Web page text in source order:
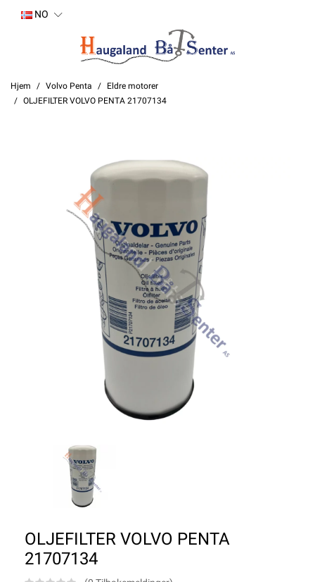
NO
Hjem Volvo Penta
Eldre motorer
OLJEFILTER VOLVO PENTA 21707134
OLJEFILTER VOLVO PENTA
21707134